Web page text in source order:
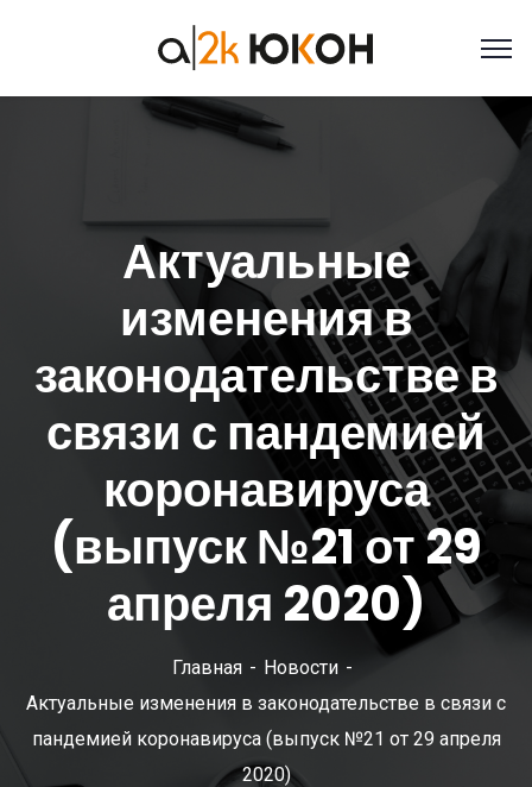
Актуальные
изменения в
законодательстве в
связи с пандемией
коронавируса
(выпуск №21 от 29
апреля 2020)
Главная
Новости
Актуальные изменения в законодательстве в связи с
пандемией коронавируса (выпуск №21 от 29 апреля
2020)